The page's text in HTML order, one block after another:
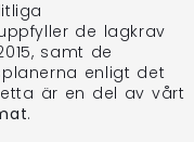
de lagkrav
samt de
enligt det
är en del av vårt
.